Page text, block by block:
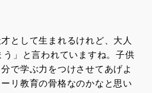
として生まれるけれど、大人
」と言われていますね。子供
で学ぶ力をつけさせてあげよ
リ教育の骨格なのかなと思い